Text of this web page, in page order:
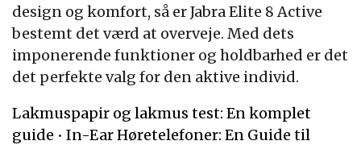
design og komfort, så er Jabra Elite 8 Active
bestemt det værd at overveje. Med dets
imponerende funktioner og holdbarhed er det
det perfekte valg for den aktive individ.
Lakmuspapir og lakmus test: En komplet
guide • In-Ear Høretelefoner: En Guide til